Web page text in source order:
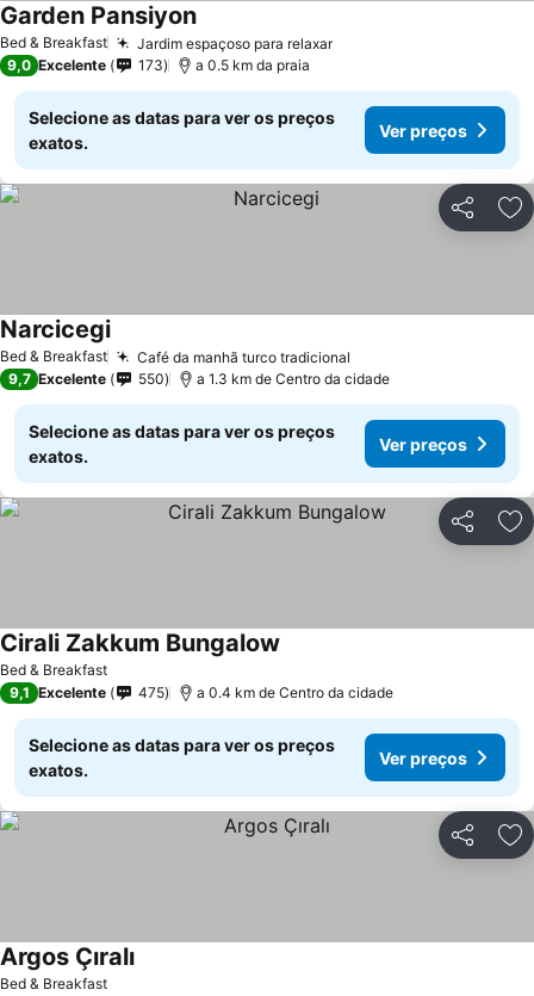
Bed & Breakfast Jardim espaçoso para relaxarVer preços
Garden PansiyonVer preços
9,0 Excelente 173 a 0.5 km da praia
Selecione as datas para ver os preços
exatos.
Ver preços
Partilhar
Bed & Breakfast Café da manhã turco tradicional
NarcicegiVer preços
9,7 Excelente 550 a 1.3 km de Centro da cidade
Selecione as datas para ver os preços
exatos.
Ver preços
Partilhar
Bed & Breakfast
Cirali Zakkum Bungalow
9,1 Excelente 475 a 0.4 km de Centro da cidade
Selecione as datas para ver os preços
exatos.
Ver preços
Partilhar
Bed & Breakfast
Argos ÇıralıVer preços